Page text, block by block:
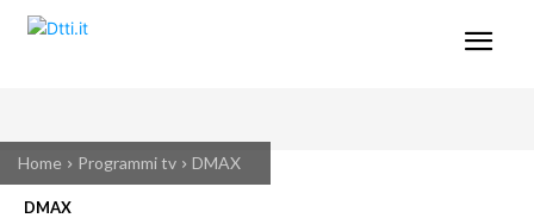
Home Programmi tv DMAX
DMAX